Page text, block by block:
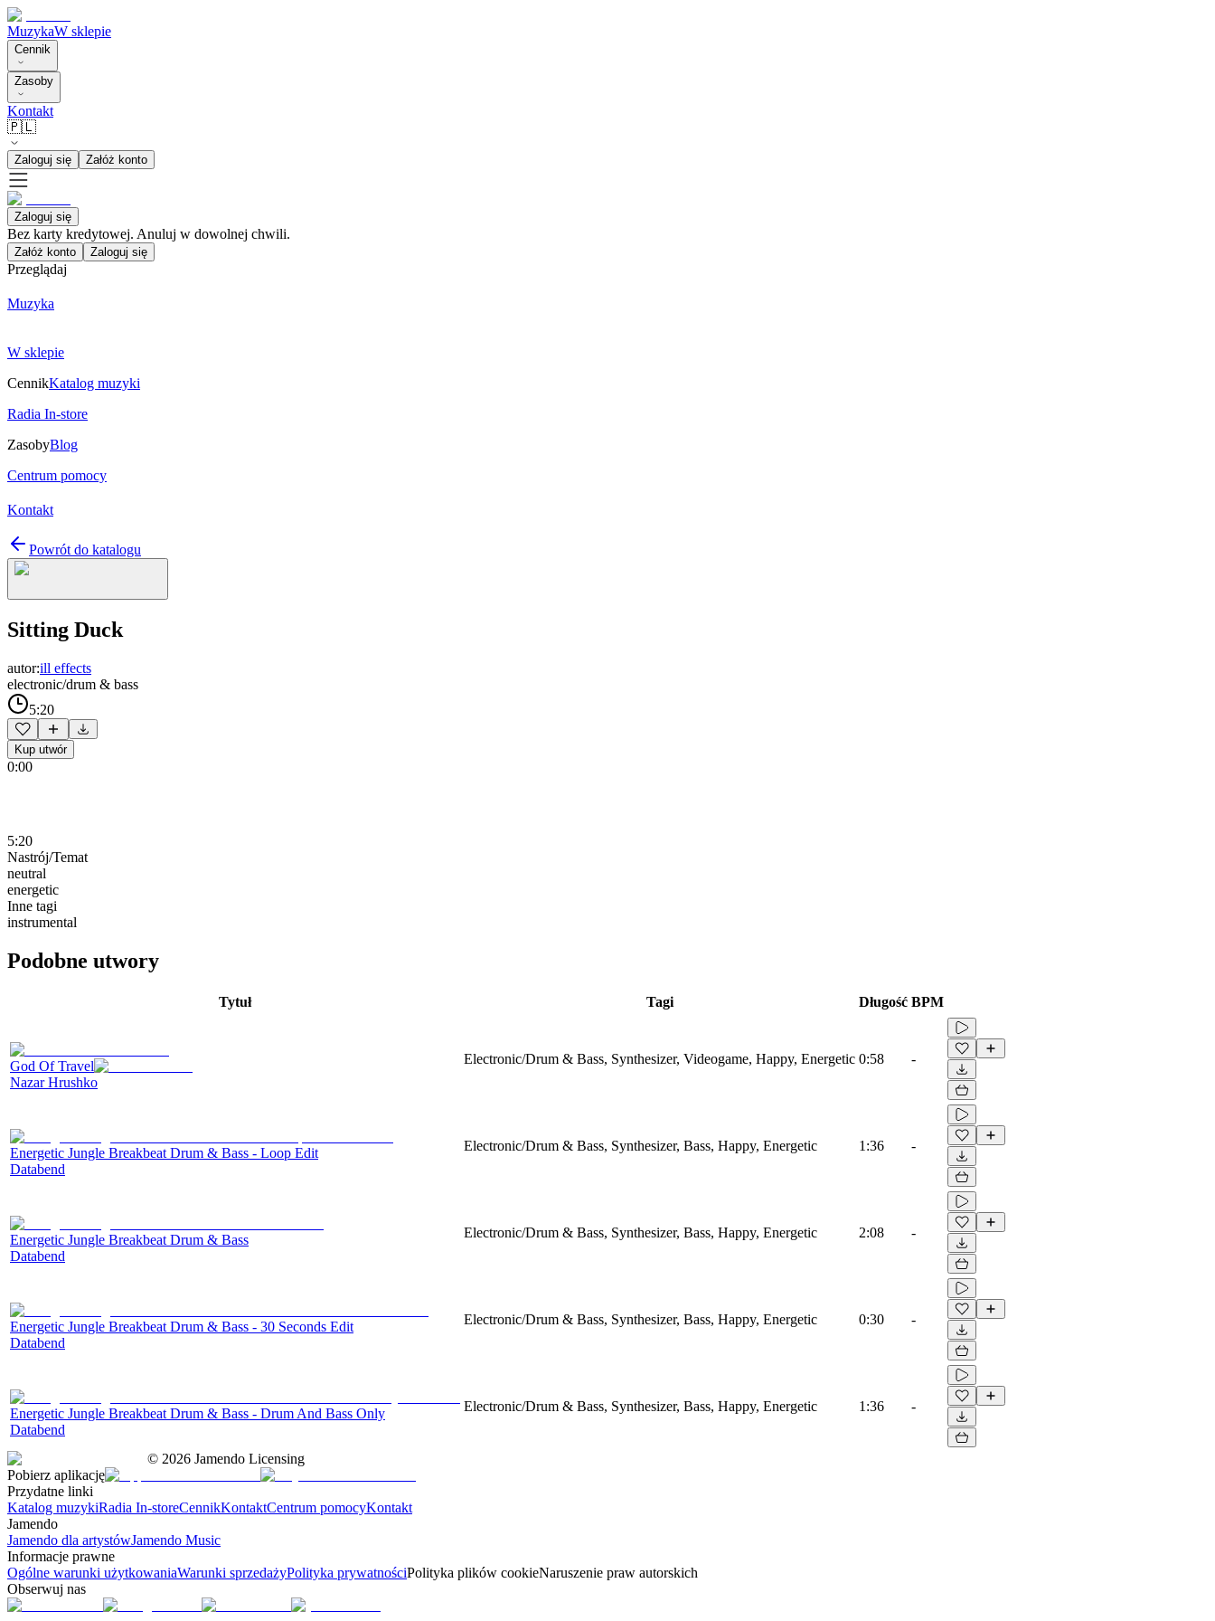
MuzykaW sklepie
Cennik
Zasoby
Kontakt
🇵🇱
Zaloguj się Załóż konto
Zaloguj się
Bez karty kredytowej. Anuluj w dowolnej chwili.
Załóż konto Zaloguj się
Przeglądaj
Muzyka
W sklepie
CennikKatalog muzyki
Radia In-store
ZasobyBlog
Centrum pomocy
Kontakt
Powrót do katalogu
Sitting Duck
autor:ill effects
electronic/drum & bass
5:20
Kup utwór
0:00
5:20
Nastrój/Temat
neutral
energetic
Inne tagi
instrumental
Podobne utwory
Tytuł Tagi Długość BPM
God Of Travel
Nazar Hrushko
Electronic/Drum & Bass, Synthesizer, Videogame, Happy, Energetic 0:58 -
Energetic Jungle Breakbeat Drum & Bass - Loop Edit
Databend
Electronic/Drum & Bass, Synthesizer, Bass, Happy, Energetic 1:36 -
Energetic Jungle Breakbeat Drum & Bass
Databend
Electronic/Drum & Bass, Synthesizer, Bass, Happy, Energetic 2:08 -
Energetic Jungle Breakbeat Drum & Bass - 30 Seconds Edit
Databend
Electronic/Drum & Bass, Synthesizer, Bass, Happy, Energetic 0:30 -
Energetic Jungle Breakbeat Drum & Bass - Drum And Bass Only
Databend
Electronic/Drum & Bass, Synthesizer, Bass, Happy, Energetic 1:36 -
© 2026 Jamendo Licensing
Pobierz aplikację
Przydatne linki
Katalog muzykiRadia In-storeCennikKontaktCentrum pomocyKontakt
Jamendo
Jamendo dla artystówJamendo Music
Informacje prawne
Ogólne warunki użytkowaniaWarunki sprzedażyPolityka prywatnościPolityka plików cookieNaruszenie praw autorskich
Obserwuj nas